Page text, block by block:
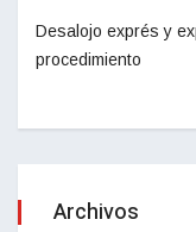
Desalojo exprés y
procedimiento
Archivos